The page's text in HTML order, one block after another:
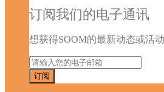
订阅我们的电子通讯
想获得SOOM的最新动态或活